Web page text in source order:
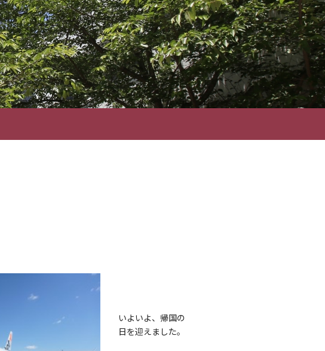
いよいよ、帰国の
日を迎えました。